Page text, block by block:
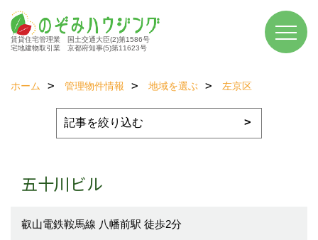
賃貸住宅管理業 国土交通大臣(2)第1586号
宅地建物取引業 京都府知事(5)第11623号
ホーム 管理物件情報 地域を選ぶ 左京区
五十川ビル
叡山電鉄鞍馬線 八幡前駅 徒歩2分